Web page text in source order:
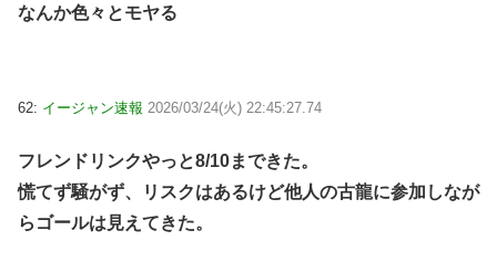
なんか色々とモヤる
62: イージャン速報 2026/03/24(火) 22:45:27.74
フレンドリンクやっと8/10まできた。
慌てず騒がず、リスクはあるけど他人の古龍に参加しなが
らゴールは見えてきた。